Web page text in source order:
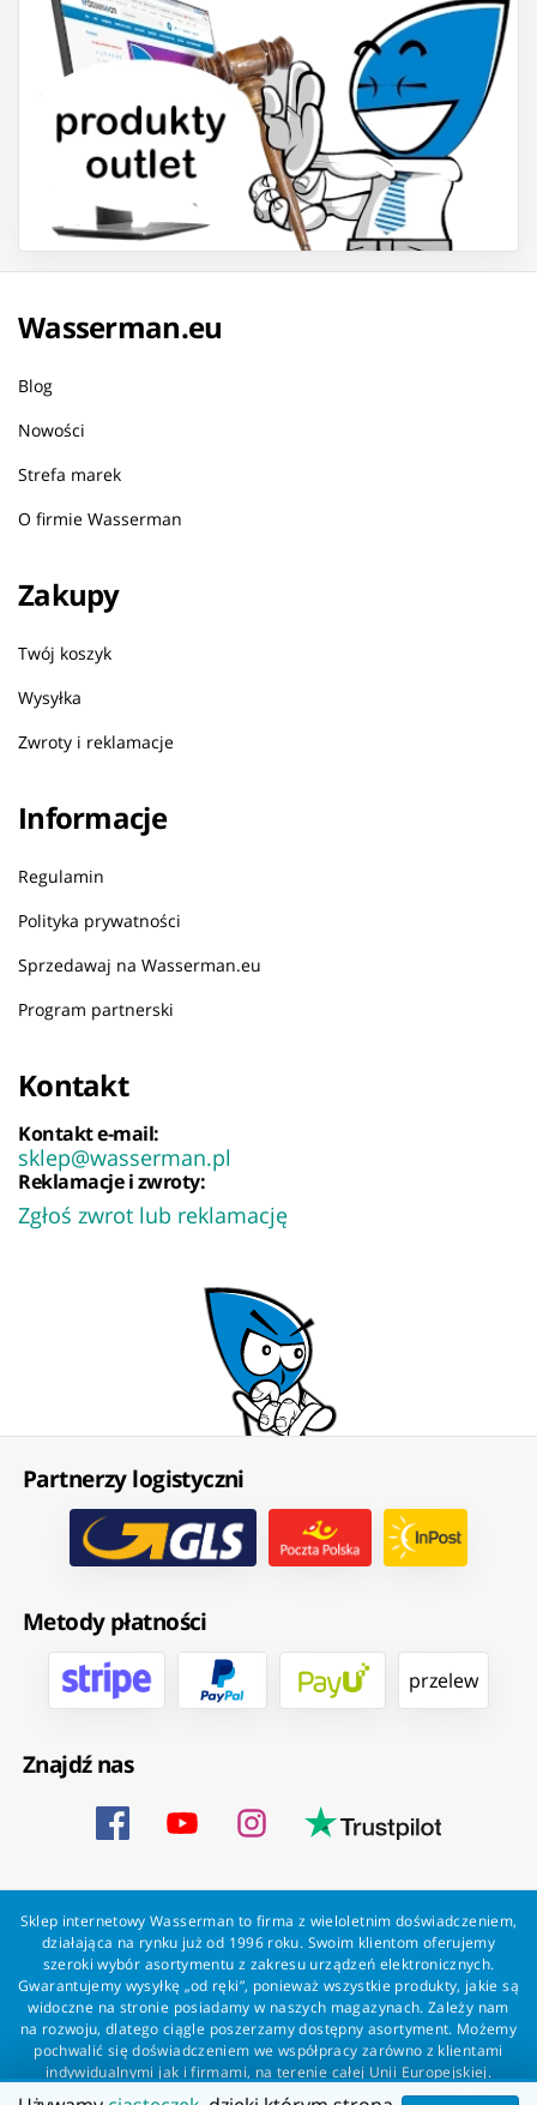
Wasserman.eu
Blog
Nowości
Strefa marek
O firmie Wasserman
Zakupy
Twój koszyk
Wysyłka
Zwroty i reklamacje
Informacje
Regulamin
Polityka prywatności
Sprzedawaj na Wasserman.eu
Program partnerski
Kontakt
Kontakt e-mail:
sklep@wasserman.pl
Reklamacje i zwroty:
Zgłoś zwrot lub reklamację
Partnerzy logistyczni
Metody płatności
przelew
Znajdź nas
Sklep internetowy Wasserman to firma z wieloletnim doświadczeniem,
działająca na rynku już od 1996 roku. Swoim klientom oferujemy
szeroki wybór asortymentu z zakresu urządzeń elektronicznych.
Gwarantujemy wysyłkę „od ręki”, ponieważ wszystkie produkty, jakie są
widoczne na stronie posiadamy w naszych magazynach. Zależy nam
na rozwoju, dlatego ciągle poszerzamy dostępny asortyment. Możemy
pochwalić się doświadczeniem we współpracy zarówno z klientami
indywidualnymi jak i firmami, na terenie całej Unii Europejskiej.
Zapewniamy profesjonalną obsługę każdego klienta oraz szybką i